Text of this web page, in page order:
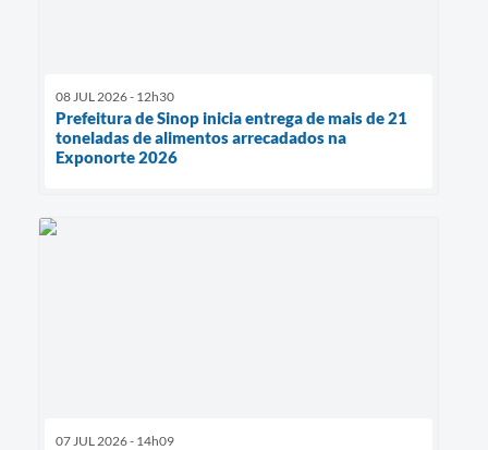
08 JUL 2026 - 12h30
Prefeitura de Sinop inicia entrega de mais de 21
toneladas de alimentos arrecadados na
Exponorte 2026
07 JUL 2026 - 14h09